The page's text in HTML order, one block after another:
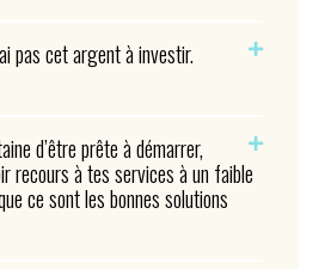
pas cet argent à investir.
d’être prête à démarrer,
recours à tes services à un faible
ce sont les bonnes solutions